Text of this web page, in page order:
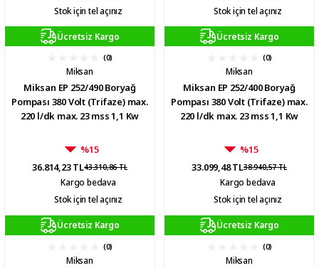
Stok için tel açınız
Stok için tel açınız
Ücretsiz Kargo
(0)
Miksan
Miksan EP 252/490 Boryağ
Pompası 380 Volt (Trifaze) max.
220 l/dk max. 23 mss 1,1 Kw
%15
36.814,23 TL43.310,86 TL
Kargo bedava
Stok için tel açınız
Ücretsiz Kargo
(0)
Miksan
Miksan EP 252/400 Boryağ
Pompası 380 Volt (Trifaze) max.
220 l/dk max. 23 mss 1,1 Kw
%15
33.099,48 TL38.940,57 TL
Kargo bedava
Stok için tel açınız
Ücretsiz Kargo
(0)
Miksan
Ücretsiz Kargo
(0)
Miksan